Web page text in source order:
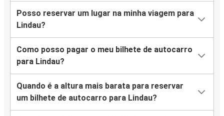
Posso reservar um lugar na minha viagem para
Lindau?
Como posso pagar o meu bilhete de autocarro
para Lindau?
Quando é a altura mais barata para reservar
um bilhete de autocarro para Lindau?